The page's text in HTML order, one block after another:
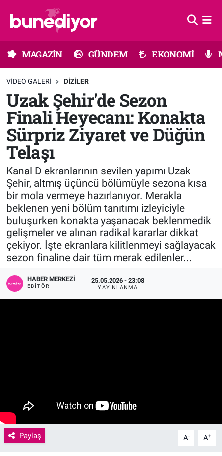
MAGAZİN GÜNDEM EKONOMİ
VIDEO GALERI DIZILER
Uzak Şehir'de Sezon
Finali Heyecanı: Konakta
Sürpriz Ziyaret ve Düğün
Telaşı
Kanal D ekranlarının sevilen yapımı Uzak
Şehir, altmış üçüncü bölümüyle sezona kısa
bir mola vermeye hazırlanıyor. Merakla
beklenen yeni bölüm tanıtımı izleyiciyle
buluşurken konakta yaşanacak beklenmedik
gelişmeler ve alınan radikal kararlar dikkat
çekiyor. İşte ekranlara kilitlenmeyi sağlayacak
sezon finaline dair tüm merak edilenler...
HABER MERKEZI
EDITÖR
25.05.2026 - 23:08
YAYINLANMA
Paylaş A- A+
Gündem
Moda
Kültür Sanat
Magazin
Müzik
Sağlık
Teknoloji
MÜZİK
MODA
SAĞLIK
TEKNOLOJİ
TV MEDYA
KÜLTÜR SANAT
Tüm Manşetler
Son Dakika Haberleri
Haber Arşivi